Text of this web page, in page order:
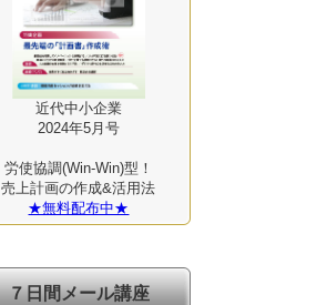
近代中小企業
2024年5月号
労使協調(Win-Win)型！
売上計画の作成&活用法
★無料配布中★
７日間メール講座